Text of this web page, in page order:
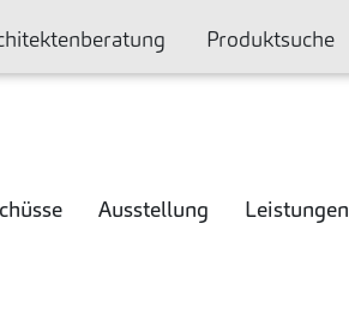
Produktsuche
Ausstellung Leistungen